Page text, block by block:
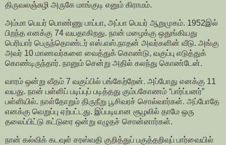
திருவலஞ்சுழி அருகே மாங்குடி எனும் கிராமம்.
அம்மா பெயர் பொண்ணு பாப்பா, அப்பா பெயர் ஆறுமுகம். 1952இல்
பிறந்த எனக்கு 74 வயதாகிறது. நான் மழைக்கு ஒதுங்கியது
பெரியார் பெருந்தொண்டர் எஸ்.எஸ்.நாதன் அவர்களின் வீடு. அங்கு
அவர் 10 மாணவர்களை வைத்துக் கொண்டு, வகுப்பு எடுத்துக்
கொண்டிருந்தார். நானும் சென்று அதில் கலந்து கொண்டேன்.
வாரம் ஒன்று வீதம் 7 வகுப்பில் பங்கேற்றேன். அப்போது எனக்கு 11
வயது. நான் பள்ளிப் படிப்புப் படித்தது கும்பகோணம் “பார்ப்பனர்”
பள்ளியில். நாள்தோறும் திருநீறு பூசிவரச் சொல்வார்கள். அப்போதே
எனக்கு வெறுப்பு ஏற்பட்டது. இப்படியான சூழலில் தாமே ஒரு
தலைப்பிட்டு கட்டுரை ஒன்று எழுதச் சொன்னார்கள்.
நான் கல்விக் கடவுள் சரஸ்வதி குறித்துப் பகுத்தறிவுப் பார்வையில்